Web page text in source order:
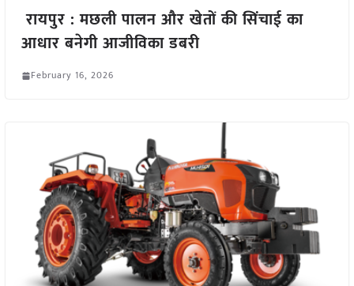
रायपुर : मछली पालन और खेतों की सिंचाई का
आधार बनेगी आजीविका डबरी
February 16, 2026